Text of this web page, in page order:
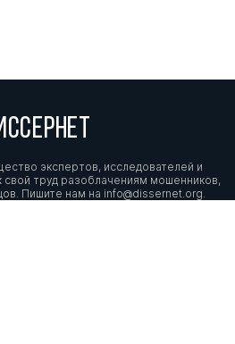
экспертов, исследователей и
труд разоблачениям мошенников,
Пишите нам на info@dissernet.org.